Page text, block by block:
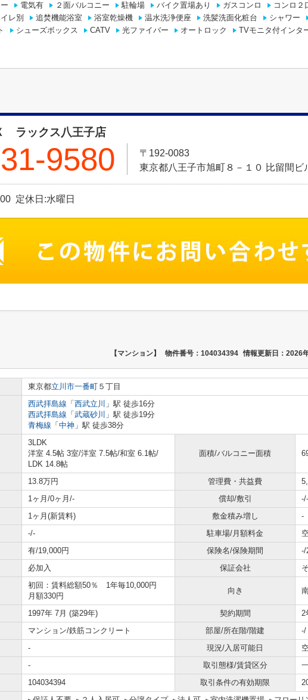
電気有 ２面バルコニー 駐輪場 バイク置場あり ガスコンロ
コンロ２
レ別 追焚機能浴室 浴室乾燥機 温水洗浄便座 洗髪洗面化粧台
シャワー
シューズボックス CATV 光ファイバー オートロック
TVモニタ付インタ
ラックス八王子店
9580
〒192-0083
東京都八王子市旭町８－１０ 比留間ビ
定休日:水曜日
【マンション】 物件番号：104034394 情報更新日：2026
東京都立川市一番町 ５丁目
西武拝島線 「 西武立川 」駅 徒歩16分
西武拝島線 「 武蔵砂川 」駅 徒歩19分
青梅線 「 中神 」駅 徒歩38分
3LDK
洋室 4.5帖 3室/洋室 7.5帖/和室 6.1帖/
LDK 14.8帖
面積/バルコニー面積
13.8万円 管理費・共益費
1ヶ月/0ヶ月/- 償却/敷引
-/-
1ヶ月(新賃料) 敷金積み増し
-
-/- 駐車場/月額料金
有/19,000円 保険名/保険期間
-/
必加入 保証会社
初回：賃料総額50％ 1年毎10,000円
月額330円
向き
1997年 7月 (築29年) 契約期間
2
マンション/鉄筋コンクリート 部屋/所在階/階建
-/
- 現況/入居可能日
- 取引態様/賃貸区分
104034394 取引条件の有効期限